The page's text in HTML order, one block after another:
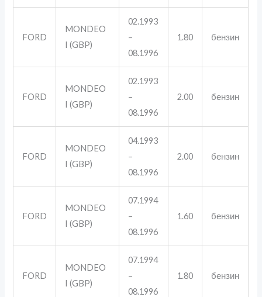
FORD
MONDEO
I (GBP)
02.1993
–
08.1996
1.80 бензин
FORD
MONDEO
I (GBP)
02.1993
–
08.1996
2.00 бензин
FORD
MONDEO
I (GBP)
04.1993
–
08.1996
2.00 бензин
FORD
MONDEO
I (GBP)
07.1994
–
08.1996
1.60 бензин
FORD
MONDEO
I (GBP)
07.1994
–
08.1996
1.80 бензин